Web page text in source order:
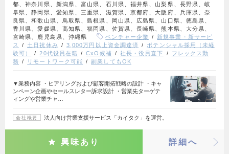
都、神奈川県、新潟県、富山県、石川県、福井県、山梨県、長野県、岐
阜県、静岡県、愛知県、三重県、滋賀県、京都府、大阪府、兵庫県、奈
良県、和歌山県、鳥取県、島根県、岡山県、広島県、山口県、徳島県、
香川県、愛媛県、高知県、福岡県、佐賀県、長崎県、熊本県、大分県、
宮崎県、鹿児島県、沖縄県
ベンチャー企業
新規事業・新サービ
ス
土日祝休み 3,000万円以上資金調達済
ポテンシャル採用（未経
験可）
20代役員在籍 CxO候補 社長・役員直下
フレックス勤
務
リモートワーク可能 副業してもOK
▼業務内容 ・ヒアリングおよび顧客開拓戦略の設計 ・キャ
ンペーン企画やセールスレター訴求設計 ・営業先ターゲテ
ィングや営業チャ…
会社概要 法人向け営業支援サービス「カイタク」を運営。
興味あり 詳細へ